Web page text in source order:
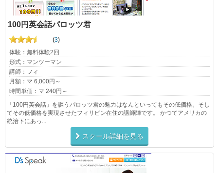
100円英会話パロッツ君
(3)
体験：無料体験2回
形式：マンツーマン
講師：フィ
月額：マ 6,000円～
時間単価：マ 240円～
「100円英会話」を謳うパロッツ君の魅力はなんといってもその低価格。そし
てその低価格を実現させたフィリピン在住の講師陣です。 かつてアメリカの
統治下にあっ...
スクール詳細を見る